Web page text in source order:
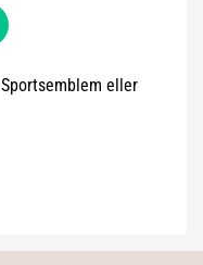
Sportsemblem eller